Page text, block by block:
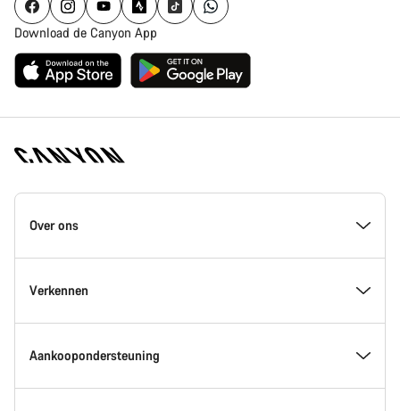
Download de Canyon App
Canyon
Homepage
Over ons
Inside Canyon
Innovatie bij Canyon
Verkennen
Evenementen
Aankoopondersteuning